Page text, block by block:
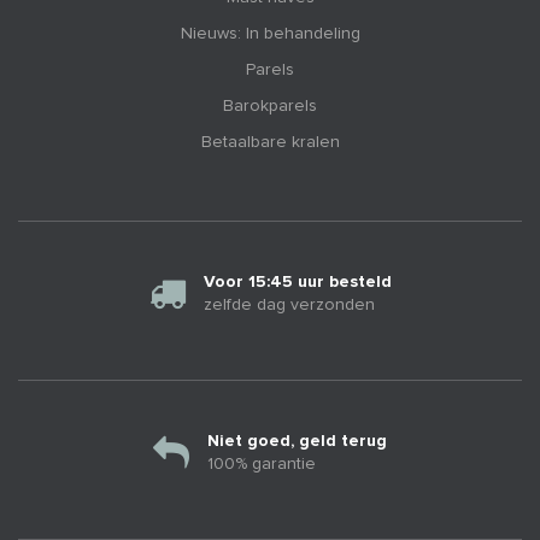
Nieuws: In behandeling
Parels
Barokparels
Betaalbare kralen
Voor 15:45 uur besteld
zelfde dag verzonden
Niet goed, geld terug
100% garantie